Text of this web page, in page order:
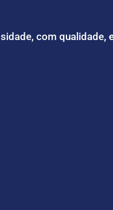
com qualidade,